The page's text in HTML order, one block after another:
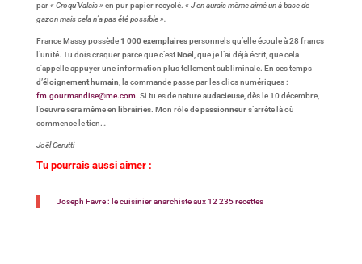
par« Croqu’Valais » en pur papier recyclé. « J’en aurais même aimé un à base de
gazon mais cela n’a pas été possible ».
France Massy possède1 000 exemplairespersonnels qu’elle écoule à 28 francs
l’unité. Tu dois craquer parce que c’estNoël
, que je l’ai déjà écrit, que cela
s’appelle appuyer une information plus tellement subliminale. En ces temps
d’éloignement humain , la commande passe par les clics numériques :
fm.gourmandise@me.com. Si tu es de natureaudacieuse, dès le 10 décembre,
l’oeuvre sera même en librairies. Mon rôle depassionneurs’arrête là où
commence le tien…
Joël Cerutti
Tu pourrais aussi aimer :
Joseph Favre : le cuisinier anarchiste aux 12 235 recettes